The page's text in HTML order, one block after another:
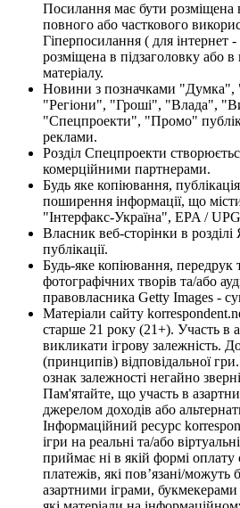
Посилання має бути розміщена
повного або часткового
Гіперпосилання ( для інтернет
розміщена в підзаголовку або
матеріалу.
Новини з позначками "Думка",
"Регіони", "Гроші", "Влада",
"Спецпроекти", "Промо"
реклами.
Розділ Спецпроекти
комерційними партнерами.
Будь яке копіювання,
поширення інформації, що
"Інтерфакс-Україна", EPA /
Власник веб-сторінки в
публікації.
Будь-яке копіювання, передрук
фотографічних творів та/або
правовласника Getty Images -
Матеріали сайту
старше 21 року (21+). Участь в
викликати ігрову залежність.
(принципів) відповідальної
ознак залежності негайно
Пам'ятайте, що участь в
джерелом доходів або
Інформаційний ресурс
ігри на реальні та/або
приймає ні в якій формі оплату
платежів, які пов’язані/можуть
азартними іграми, букмекерами